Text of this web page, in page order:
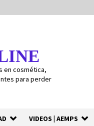
en cosmética,
para perder
VIDEOS | AEMPS